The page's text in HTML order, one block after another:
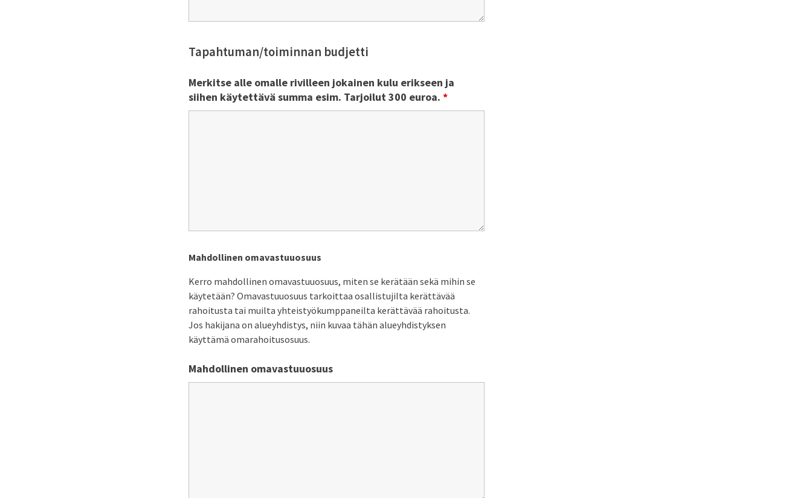
Tapahtuman/toiminnan budjetti
Merkitse alle omalle rivilleen jokainen kulu erikseen ja
siihen käytettävä summa esim. Tarjoilut 300 euroa. *
Mahdollinen omavastuuosuus
Kerro mahdollinen omavastuuosuus, miten se kerätään sekä mihin se
käytetään? Omavastuuosuus tarkoittaa osallistujilta kerättävää
rahoitusta tai muilta yhteistyökumppaneilta kerättävää rahoitusta.
Jos hakijana on alueyhdistys, niin kuvaa tähän alueyhdistyksen
käyttämä omarahoitusosuus.
Mahdollinen omavastuuosuus